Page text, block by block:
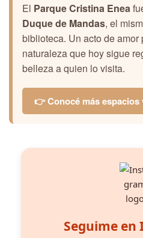
El Parque Cristina Enea
Duque de Mandas, el
biblioteca. Un acto de amor
naturaleza que hoy sigue
belleza a quien lo visita.
👉 Conocé más
Seguime